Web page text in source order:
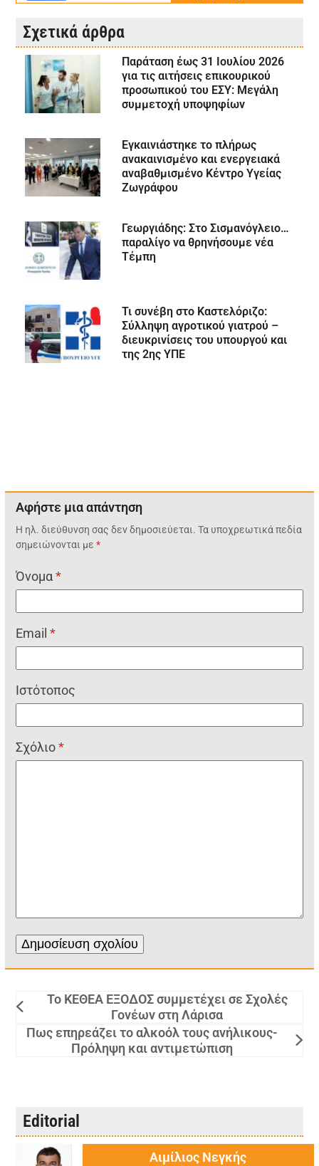
Σχετικά άρθρα
Παράταση έως 31 Ιουλίου 2026
για τις αιτήσεις επικουρικού
προσωπικού του ΕΣΥ: Μεγάλη
συμμετοχή υποψηφίων
Εγκαινιάστηκε το πλήρως
ανακαινισμένο και ενεργειακά
αναβαθμισμένο Κέντρο Υγείας
Ζωγράφου
Γεωργιάδης: Στο Σισμανόγλειο…
παραλίγο να θρηνήσουμε νέα
Τέμπη
Τι συνέβη στο Καστελόριζο:
Σύλληψη αγροτικού γιατρού –
διευκρινίσεις του υπουργού και
της 2ης ΥΠΕ
Αφήστε μια απάντηση
Η ηλ. διεύθυνση σας δεν δημοσιεύεται. Τα υποχρεωτικά πεδία
σημειώνονται με*
Όνομα*
Email*
Ιστότοπος
Σχόλιο*
Το ΚΕΘΕΑ ΕΞΟΔΟΣ συμμετέχει σε Σχολές
Γονέων στη Λάρισα
Πως επηρεάζει το αλκοόλ τους ανήλικους-
Πρόληψη και αντιμετώπιση
Editorial
Αιμίλιος Νεγκής